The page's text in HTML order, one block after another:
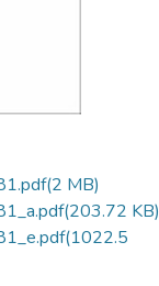
(2 MB)
(203.72 KB)
(1022.5